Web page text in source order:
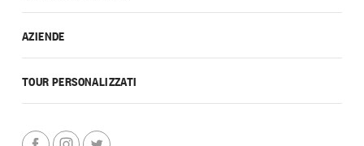
AZIENDE
TOUR PERSONALIZZATI